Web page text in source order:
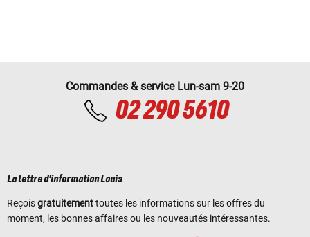
Commandes & service Lun-sam 9-20
02 290 5610
La lettre d'information Louis
Reçoisgratuitementtoutes les informations sur les offres du
moment, les bonnes affaires ou les nouveautés intéressantes.